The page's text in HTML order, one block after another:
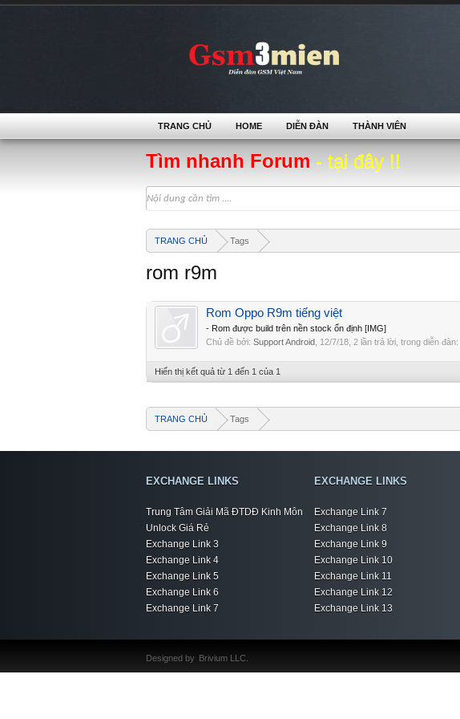
Tìm nhanh Forum - tại đây !!
TRANG CHỦ Tags
rom r9m
Rom Oppo R9m tiếng việt
- Rom được build trên nền stock ổn định [IMG]
Chủ đề bởi: Support Android 12/7/18 , 2 lần trả lời, trong diễn đàn:
Hiển thị kết quả từ 1 đến 1 của 1
TRANG CHỦ Tags
TRANG CHỦ HOME DIỄN ĐÀN THÀNH VIÊN
EXCHANGE LINKS
Trung Tâm Giải Mã ĐTDĐ Kinh Môn
Unlock Giá Rẻ
Exchange Link 3
Exchange Link 4
Exchange Link 5
Exchange Link 6
Exchange Link 7
EXCHANGE LINKS
Exchange Link 7
Exchange Link 8
Exchange Link 9
Exchange Link 10
Exchange Link 11
Exchange Link 12
Exchange Link 13
Designed by Brivium LLC.